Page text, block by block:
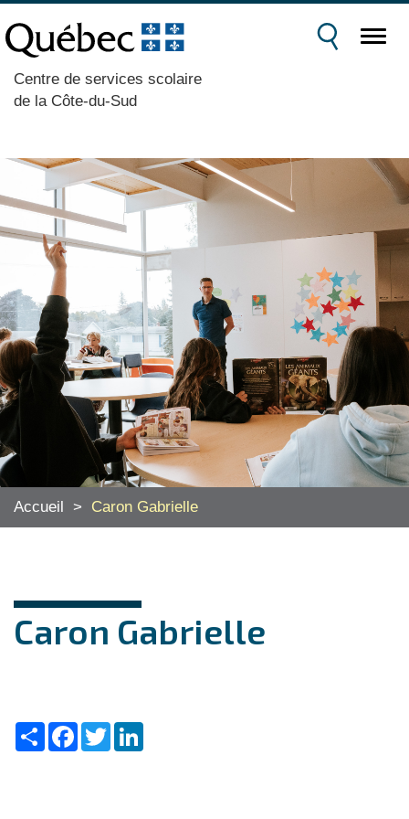
Centre de services scolaire
de la Côte-du-Sud
Accueil > Caron Gabrielle
Caron Gabrielle
ShareFacebook
Twitter